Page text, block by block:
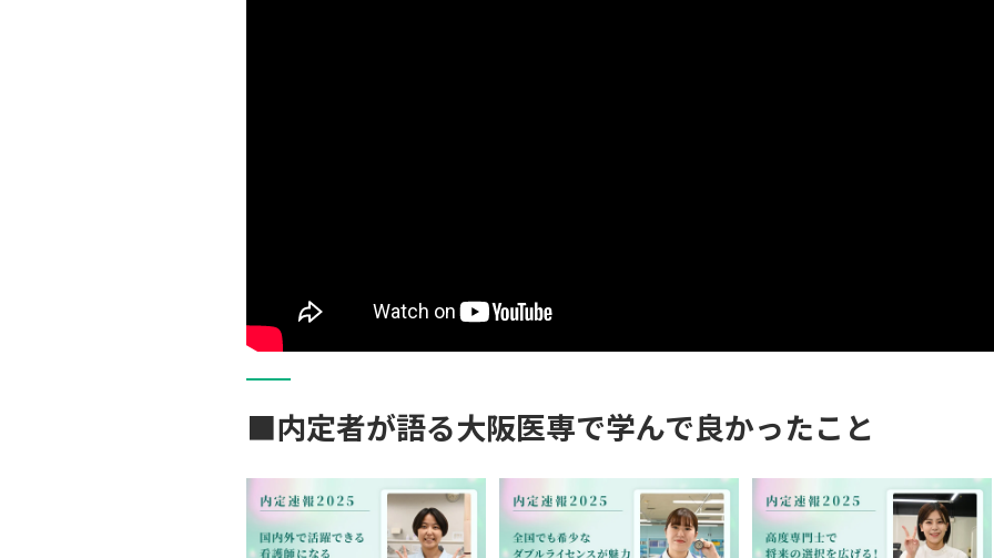
■内定者が語る大阪医専で学んで良かったこと